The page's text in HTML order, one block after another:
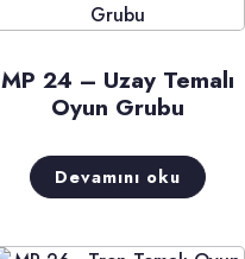
MP 24 – Uzay Temalı
Oyun Grubu
Devamını oku